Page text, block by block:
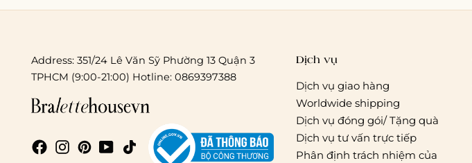
Address: 351/24 Lê Văn Sỹ Phường 13 Quận 3
TPHCM (9:00-21:00) Hotline: 0869397388
Dịch vụ
Dịch vụ giao hàng
Worldwide shipping
Dịch vụ đóng gói/ Tặng quà
Dịch vụ tư vấn trực tiếp
Phân định trách nhiệm của